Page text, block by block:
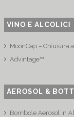
VINO E ALCOLICI
MoonCap – Chiusura
Advintage™
AEROSOL &
Bombole Aerosol in